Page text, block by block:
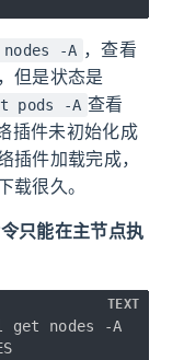
-A ，查看
但是状态是
pods -A 查看
插件未初始化成
插件加载完成，
载很久。
只能在主节点执
get nodes -A
TEXT